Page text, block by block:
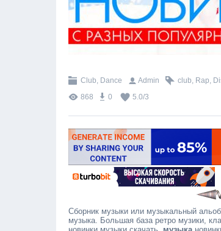
Club, Dance Admin club, Rap,
868
0 5.0/3
Сборник музыки или музыкальный
музыка. Большая база ретро музики,